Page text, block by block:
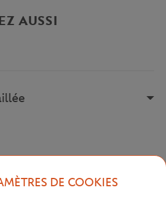
AUSSI
DE COOKIES